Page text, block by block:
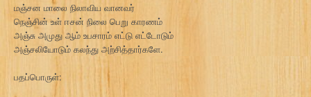
மஞ்சன மாலை நிலாவிய வானவர்
நெஞ்சின் உள் ஈசன் நிலை பெறு காரணம்
அஞ்சு அமுது ஆம் உபசாரம் எட்டு எட்டோடும்
அஞ்சலியோடும் கலந்து அற்சித்தார்களே.
பதப்பொருள்: